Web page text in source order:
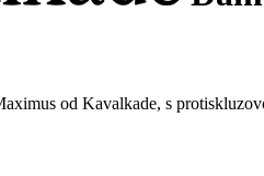
od Kavalkade, s